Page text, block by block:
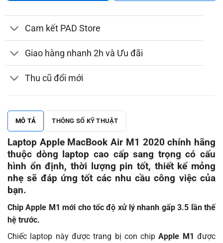
Cam kết PAD Store
Giao hàng nhanh 2h và Ưu đãi
Thu cũ đổi mới
MÔ TẢ THÔNG SỐ KỸ THUẬT
Laptop Apple MacBook Air M1 2020 chính hãng
thuộc dòng laptop cao cấp sang trọng có cấu
hình ổn định, thời lượng pin tốt, thiết kế mỏng
nhẹ sẽ đáp ứng tốt các nhu cầu công việc của
bạn.
Chip Apple M1 mới cho tốc độ xử lý nhanh gấp 3.5 lần thế
hệ trước.
Chiếc laptop này được trang bị con chipApple M1được